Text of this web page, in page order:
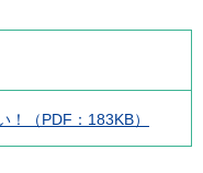
（PDF：183KB）